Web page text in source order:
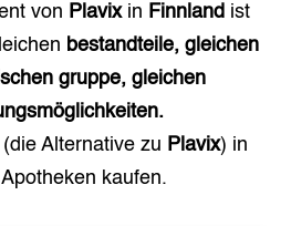
von Plavixin Finnland ist
bestandteile, gleichen
gruppe, gleichen
Alternative zu Plavix) in
Apotheken kaufen.